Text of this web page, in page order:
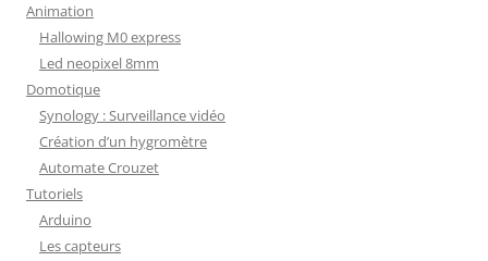
Animation
Hallowing M0 express
Led neopixel 8mm
Domotique
Synology : Surveillance vidéo
Création d’un hygromètre
Automate Crouzet
Tutoriels
Arduino
Les capteurs